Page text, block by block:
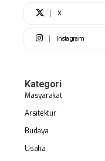
X
Instagram
Kategori
Masyarakat
Arsitektur
Budaya
Usaha